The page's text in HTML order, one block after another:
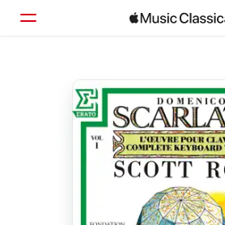
見つける